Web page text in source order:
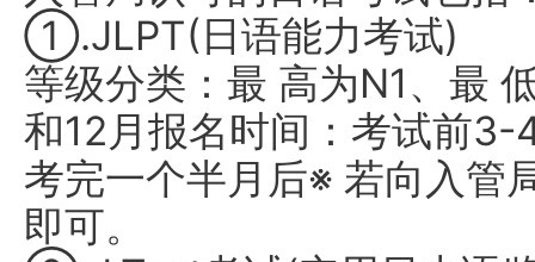
①.JLPT(日语能力考试)
等级分类：最 高为N1、最
和12月报名时间：考试前
考完一个半月后※ 若向入管
即可。